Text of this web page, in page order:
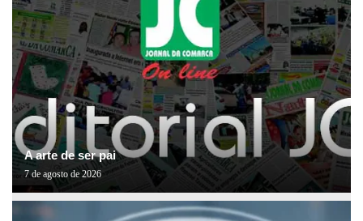
A arte de ser pai
7 de agosto de 2026